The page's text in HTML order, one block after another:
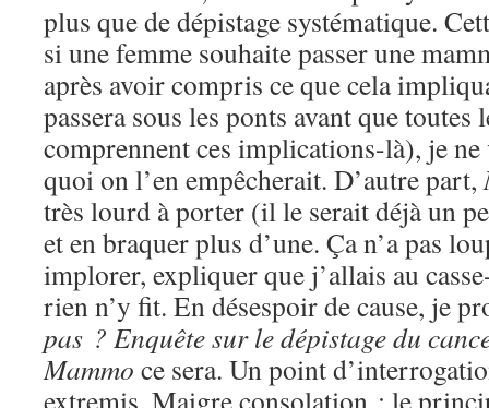
plus que de dépistage systématique.
si une femme souhaite passer une
après avoir compris ce que cela
passera sous les ponts avant que toutes
comprennent ces implications-là), je ne
quoi on l’en empêcherait. D’autre part,
très lourd à porter (il le serait déjà un
et en braquer plus d’une. Ça n’a pas
implorer, expliquer que j’allais au
rien n’y fit. En désespoir de cause, je
pas ? Enquête sur le dépistage du
Mammo ce sera. Un point
extremis. Maigre consolation : le